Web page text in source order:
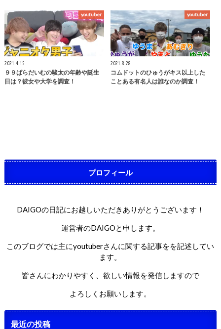
youtuber
2021.4.15
９９ぱらだいむの駿太の年齢や誕生
日は？彼女や大学を調査！
youtuber
2021.8.28
コムドットのひゅうがキス以上した
ことある有名人は誰なのか調査！
プロフィール
DAIGOの日記にお越しいただきありがとうございます！
運営者のDAIGOと申します。
このブログでは主にyoutuberさんに関する記事をを記述してい
ます。
皆さんにわかりやすく、欲しい情報を発信しますので
よろしくお願いします。
最近の投稿